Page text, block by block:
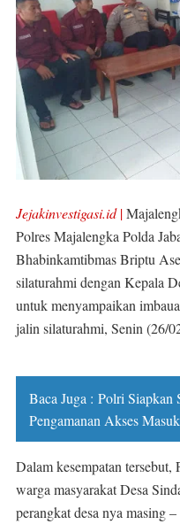
Jejakinvestigasi.id|
Polres Majalengka Polda
Bhabinkamtibmas Briptu
silaturahmi dengan Kepala
untuk menyampaikan
jalin silaturahmi, Senin (26/
Baca Juga : Polri Siapkan
Pengamanan Akses
Dalam kesempatan tersebut,
warga masyarakat Desa
perangkat desa nya masing